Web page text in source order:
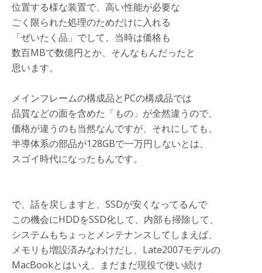
位置する様な装置で、高い性能が必要な
ごく限られた処理のためだけに入れる
「ぜいたく品」でして、当時は価格も
数百MBで数億円とか、そんなもんだったと
思います。
メインフレームの構成品とPCの構成品では
品質などの面を含めた「もの」が全然違うので、
価格が違うのも当然なんですが、それにしても、
半導体系の部品が128GBで一万円しないとは、
スゴイ時代になったもんです。
で、話を戻しますと、SSDが安くなってるんで
この機会にHDDをSSD化して、内部も掃除して、
システムもちょっとメンテナンスしてしまえば、
メモリも増設済みなわけだし、Late2007モデルの
MacBookとはいえ、まだまだ現役で使い続け